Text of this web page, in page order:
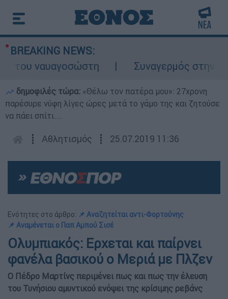
BREAKING NEWS:
ναυαγοσώστη
Συναγερμός στην
δημοφιλές τώρα: «Θέλω τον πατέρα μου»: 27χρονη
παρέσυρε νύφη λίγες ώρες μετά το γάμο της και ζητούσε
να πάει σπίτι...
┋ Αθλητισμός ┋ 25.07.2019 11:36
Ενότητες στο άρθρο: 📌 Αναζητείται αντι-Φορτούνης
📌 Αναμένεται ο Παπ Αμπού Σισέ
Ολυμπιακός: Ερχεται και παίρνει
φανέλα βασικού ο Μεριά με Πλζεν
Ο Πέδρο Μαρτίνς περιμένει πως και πως την έλευση
του Τυνήσιου αμυντικού ενόψει της κρίσιμης ρεβάνς